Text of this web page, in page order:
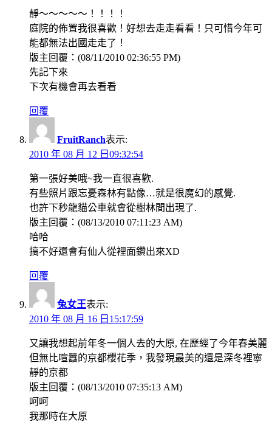
靜～～～～～！！！！
庭院的佈置我很喜歡！好想去走走看看！只可惜今年可
能都無法出國走走了！
版主回覆：(08/11/2010 02:36:55 PM)
先記下來
下次有機會再去看看
回覆
FruitRanch表示:
2010 年 08 月 12 日09:32:54
第一張好美哦~我一直很喜歡.
有些照片跟忘憂森林有點像…就是很魔幻的感覺.
也許下秒龍貓公車就會從樹林間出現了.
版主回覆：(08/13/2010 07:11:23 AM)
哈哈
搞不好還會有仙人從裡面鑽出來XD
回覆
兔女王表示:
2010 年 08 月 16 日15:17:59
又讓我想起前年冬一個人去的大原, 在歷經了今年春美麗
但無比喧囂的京都櫻花季，我發現最美的還是深冬裡寧
靜的京都
版主回覆：(08/13/2010 07:35:13 AM)
呵呵
我那時在大原